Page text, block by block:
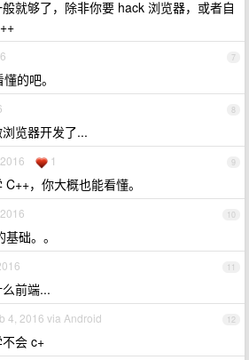
就够了，除非你要 hack 浏览器，或者自
7
的吧。
8
览器开发了...
9
1
，你大概也能看懂。
10
础。。
11
前端...
12
4, 2016 via Android
会 c+